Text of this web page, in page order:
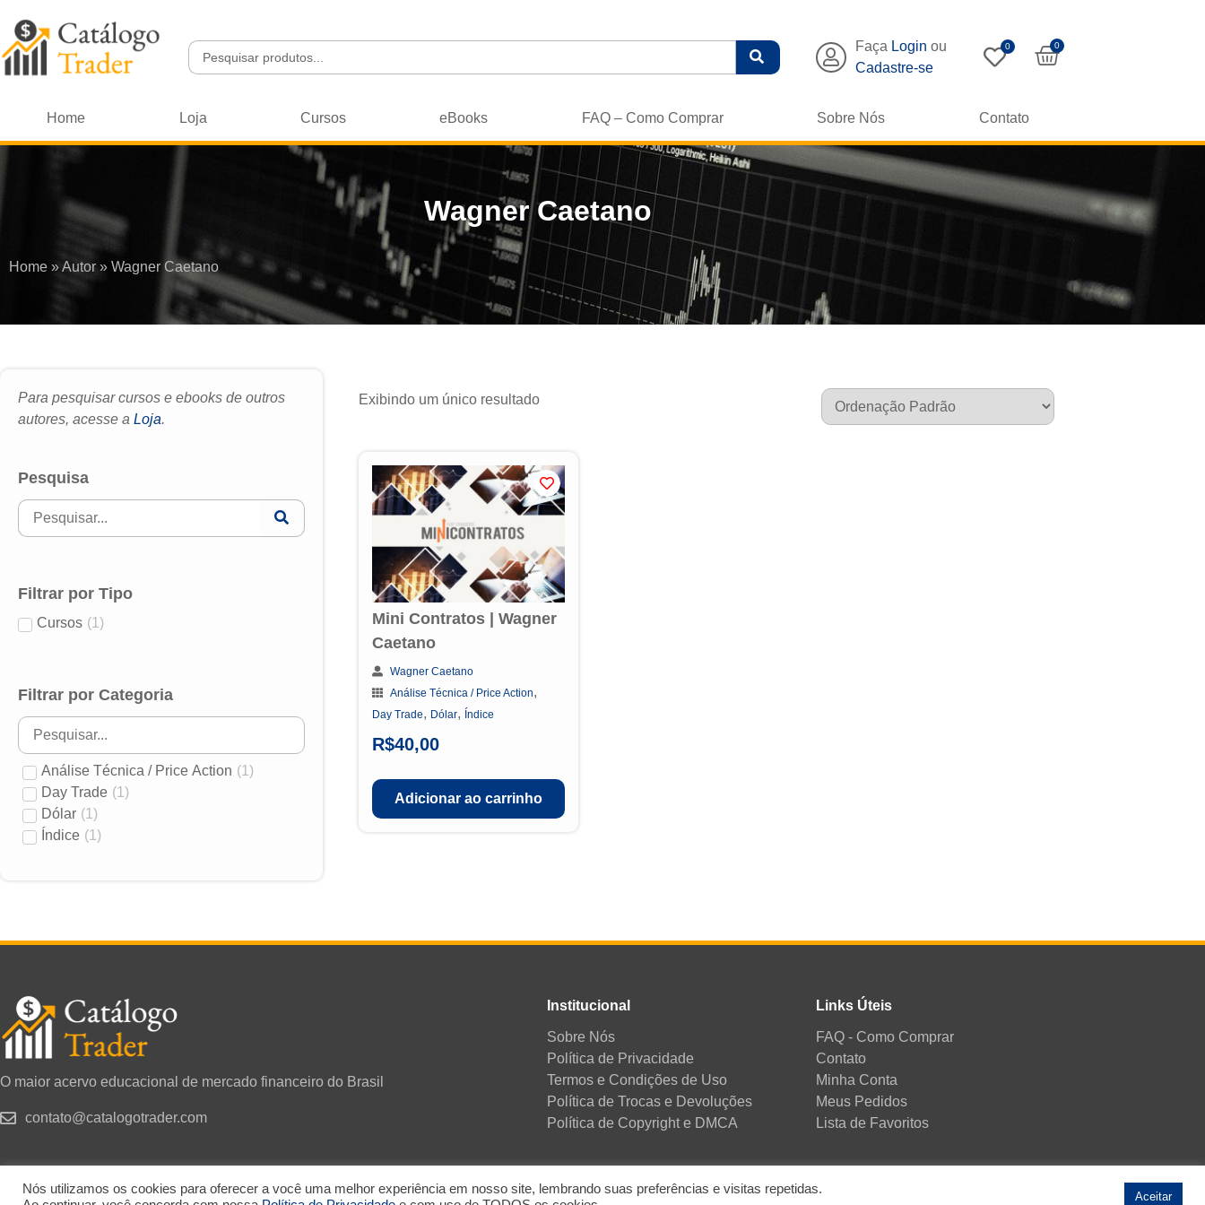
Faça Login ou
Cadastre-se
0 0
Home Loja Cursos eBooks FAQ – Como Comprar Sobre Nós Contato
Wagner Caetano
Home »Autor » Wagner Caetano
Para pesquisar cursos e ebooks de outros
autores, acesse a Loja.
Pesquisa
Filtrar por Tipo
Cursos (1 )
Filtrar por Categoria
Análise Técnica / Price Action (1 )
Day Trade (1 )
Dólar (1 )
Índice (1 )
Exibindo um único resultado
Mini Contratos | Wagner
Caetano
Wagner Caetano
Análise Técnica / Price Action,
Day Trade, Dólar, Índice
R$40,00
Adicionar ao carrinho
O maior acervo educacional de mercado financeiro do Brasil
contato@catalogotrader.com
Institucional
Sobre Nós
Política de Privacidade
Termos e Condições de Uso
Política de Trocas e Devoluções
Política de Copyright e DMCA
Links Úteis
FAQ - Como Comprar
Contato
Minha Conta
Meus Pedidos
Lista de Favoritos
Copyright © 2026Catálogo Trader | Todos os direitos reservados
Nós utilizamos os cookies para oferecer a você uma melhor experiência em nosso site, lembrando suas preferências e visitas repetidas.
Aceitar